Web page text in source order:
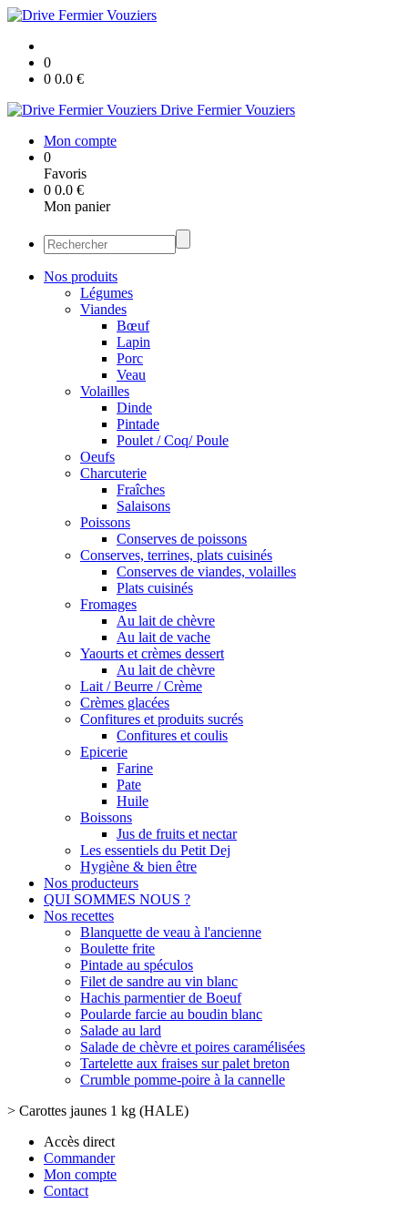
0
0 0.0 €
Drive Fermier Vouziers
Mon compte
0
Favoris
0 0.0 €
Mon panier
Nos produits
Légumes
Viandes
Bœuf
Lapin
Porc
Veau
Volailles
Dinde
Pintade
Poulet / Coq/ Poule
Oeufs
Charcuterie
Fraîches
Salaisons
Poissons
Conserves de poissons
Conserves, terrines, plats cuisinés
Conserves de viandes, volailles
Plats cuisinés
Fromages
Au lait de chèvre
Au lait de vache
Yaourts et crèmes dessert
Au lait de chèvre
Lait / Beurre / Crème
Crèmes glacées
Confitures et produits sucrés
Confitures et coulis
Epicerie
Farine
Pate
Huile
Boissons
Jus de fruits et nectar
Les essentiels du Petit Dej
Hygiène & bien être
Nos producteurs
QUI SOMMES NOUS ?
Nos recettes
Blanquette de veau à l'ancienne
Boulette frite
Pintade au spéculos
Filet de sandre au vin blanc
Hachis parmentier de Boeuf
Poularde farcie au boudin blanc
Salade au lard
Salade de chèvre et poires caramélisées
Tartelette aux fraises sur palet breton
Crumble pomme-poire à la cannelle
> Carottes jaunes 1 kg (HALE)
Accès direct
Commander
Mon compte
Contact